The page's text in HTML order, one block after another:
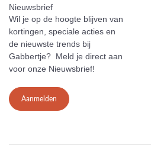
Nieuwsbrief
Wil je op de hoogte blijven van
kortingen, speciale acties en
de nieuwste trends bij
Gabbertje? Meld je direct aan
voor onze Nieuwsbrief!
Aanmelden